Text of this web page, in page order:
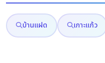
บ้านแฝด เกาะแก้ว